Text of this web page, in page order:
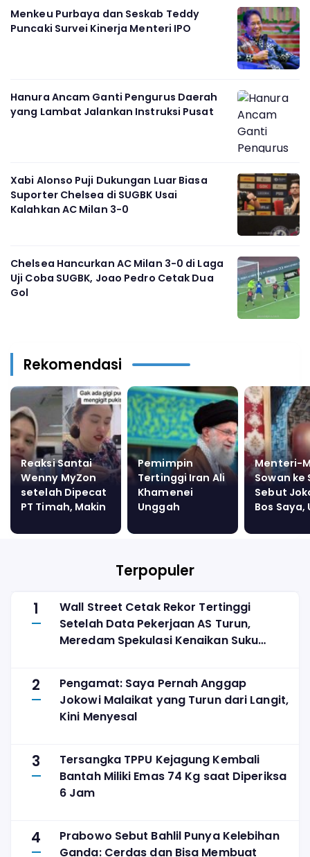
Menkeu Purbaya dan Seskab Teddy
Puncaki Survei Kinerja Menteri IPO
Hanura Ancam Ganti Pengurus Daerah
yang Lambat Jalankan Instruksi Pusat
Xabi Alonso Puji Dukungan Luar Biasa
Suporter Chelsea di SUGBK Usai
Kalahkan AC Milan 3-0
Chelsea Hancurkan AC Milan 3-0 di Laga
Uji Coba SUGBK, Joao Pedro Cetak Dua
Gol
Rekomendasi
Reaksi Santai
Wenny MyZon
setelah Dipecat
PT Timah, Makin
Konten,
Pemimpin
Tertinggi Iran Ali
Khamenei
Unggah
Israel di Medsos:
Dimulai
Menteri-
Sowan ke
Sebut
Bos Saya,
Prabowo
Terpopuler
1
Wall Street Cetak Rekor Tertinggi
Setelah Data Pekerjaan AS Turun,
Meredam Spekulasi Kenaikan Suku
2
Pengamat: Saya Pernah Anggap
Jokowi Malaikat yang Turun dari Langit,
Kini Menyesal
3
Tersangka TPPU Kejagung Kembali
Bantah Miliki Emas 74 Kg saat Diperiksa
6 Jam
4
Prabowo Sebut Bahlil Punya Kelebihan
Ganda: Cerdas dan Bisa Membuat